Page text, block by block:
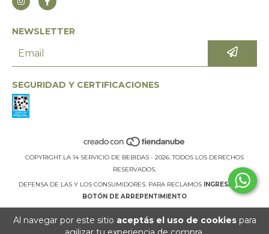
Al navegar por este sitio aceptás el uso de cookiespara
NEWSLETTER
SEGURIDAD Y CERTIFICACIONES
COPYRIGHT LA 14 SERVICIO DE BEBIDAS - 2026. TODOS LOS DERECHOS
RESERVADOS.
DEFENSA DE LAS Y LOS CONSUMIDORES. PARA RECLAMOS
INGRESÁ ACÁ.
BOTÓN DE ARREPENTIMIENTO